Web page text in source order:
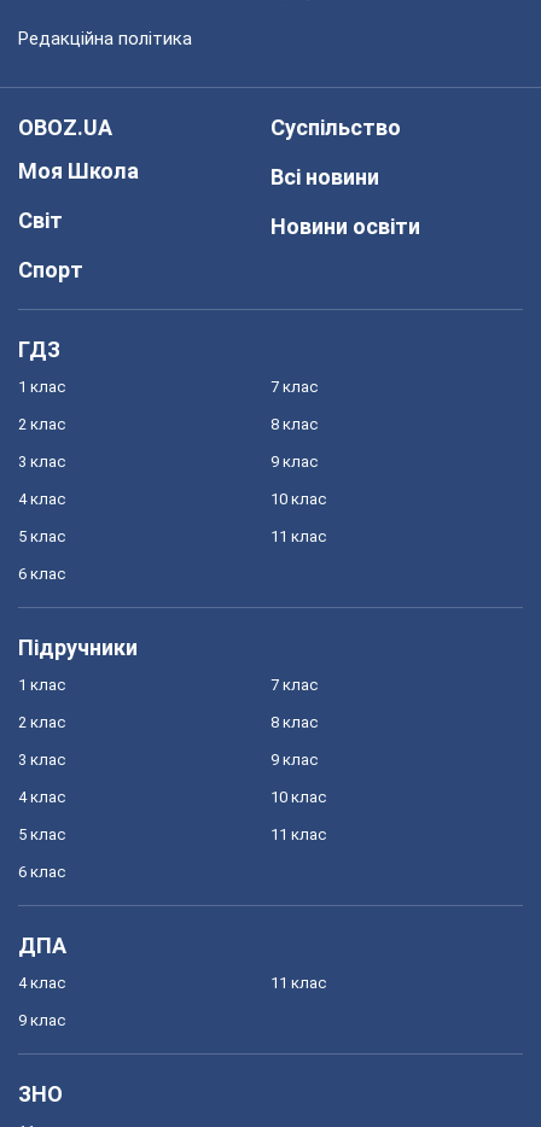
Редакційна політика
OBOZ.UA
Моя Школа
Світ
Спорт
Суспільство
Всі новини
Новини освіти
ГДЗ
1 клас
2 клас
3 клас
4 клас
5 клас
6 клас
7 клас
8 клас
9 клас
10 клас
11 клас
Підручники
1 клас
2 клас
3 клас
4 клас
5 клас
6 клас
7 клас
8 клас
9 клас
10 клас
11 клас
ДПА
4 клас
9 клас
11 клас
ЗНО